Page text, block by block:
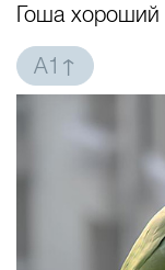
Гоша хороший
A1↑